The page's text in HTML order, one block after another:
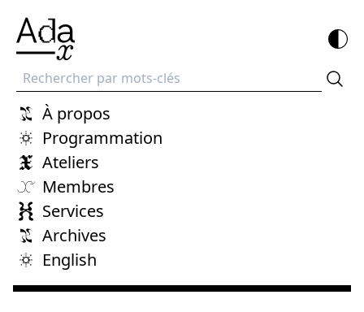
Recherche
À propos
Programmation
Ateliers
Membres
Services
Archives
English